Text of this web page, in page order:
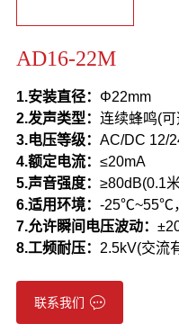
AD16-22M
1.安装直径： Φ22mm
2.发声类型： 连续蜂鸣(
3.电压等级： AC/DC 12/
4.额定电流： ≤20mA
5.声音强度： ≥80dB(0.1
6.适用环境： -25℃~55℃
7.允许瞬间电压波动：
8.工频耐压： 2.5kV(交流
联系我们